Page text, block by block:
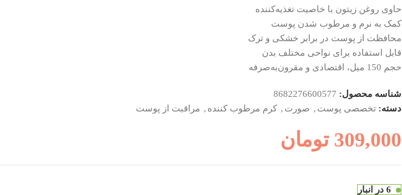
حاوی روغن زیتون با خاصیت تغذیه‌کننده
کمک به نرم و مرطوب شدن پوست
محافظت از پوست در برابر خشکی و ترک
قابل استفاده برای نواحی مختلف بدن
حجم 150 میل، اقتصادی و مقرون‌به‌صرفه
شناسه محصول: 8682276600577
دسته: تخصصی پوست , صورت , کرم مرطوب کننده , مراقبت از پوست
309,000 تومان
6 در انبار